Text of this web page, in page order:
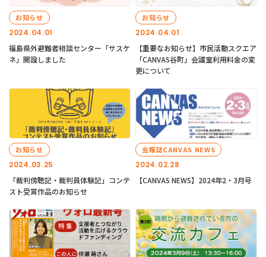
2024.04.01
お知らせ
福島県外避難者相談センター「サスケ
ネ」開設しました
2024.04.01
お知らせ
【重要なお知らせ】市民活動スクエア
「CANVAS谷町」会議室利用料金の変
更について
2024.03.25
お知らせ
「裁判傍聴記・裁判員体験記」コンテ
スト受賞作品のお知らせ
2024.02.28
会報誌CANVAS NEWS
【CANVAS NEWS】2024年2・3月号